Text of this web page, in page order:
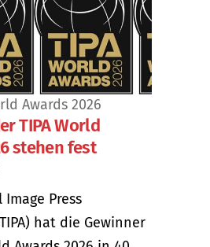
Awards 2026
TIPA World
stehen fest
Press
hat die Gewinner